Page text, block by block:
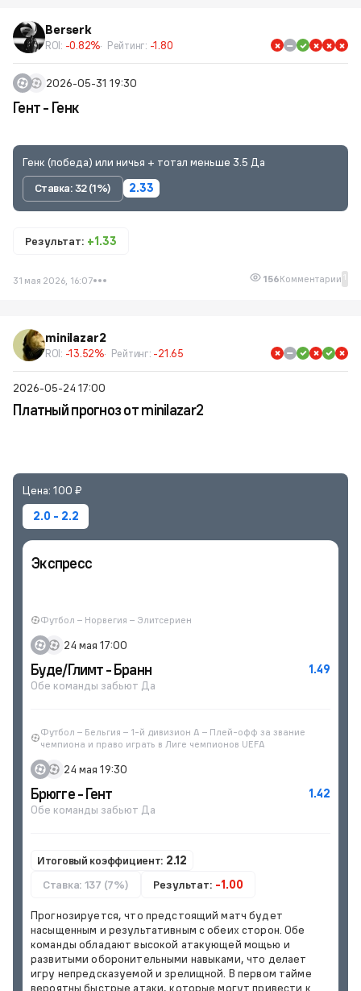
Berserk
ROI: -0.82% Рейтинг: -1.80
2026-05-31 19:30
Гент - Генк
Генк (победа) или ничья + тотал меньше 3.5 Да
Ставка: 32 (1%)
2.33
Результат: +1.33
31 мая 2026, 16:07 156Комментарии 1
minilazar2
ROI: -13.52% Рейтинг: -21.65
2026-05-24 17:00
Платный прогноз от minilazar2
Цена: 100 ₽
2.0 - 2.2
Экспресс
Футбол – Норвегия – Элитсериен
24 мая 17:00
1.49
Буде/Глимт - Бранн
Обе команды забьют Да
Футбол – Бельгия – 1-й дивизион A – Плей-офф за звание
чемпиона и право играть в Лиге чемпионов UEFA
24 мая 19:30
1.42
Брюгге - Гент
Обе команды забьют Да
Итоговый коэффициент: 2.12
Ставка: 137 (7%)
Результат: -1.00
Прогнозируется, что предстоящий матч будет
насыщенным и результативным с обеих сторон. Обе
команды обладают высокой атакующей мощью и
развитыми оборонительными навыками, что делает
игру непредсказуемой и зрелищной. В первом тайме
вероятны быстрые атаки, которые могут привести к